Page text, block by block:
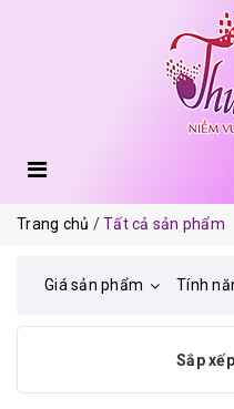
Trang chủ Tất cả sản phẩm
Giá sản phẩm Tính
Sắp